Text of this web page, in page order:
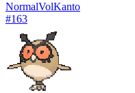
NormalVolKanto
#163